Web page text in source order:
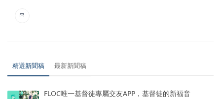
精選新聞稿 最新新聞稿
FLOC唯一基督徒專屬交友APP，基督徒的新福音